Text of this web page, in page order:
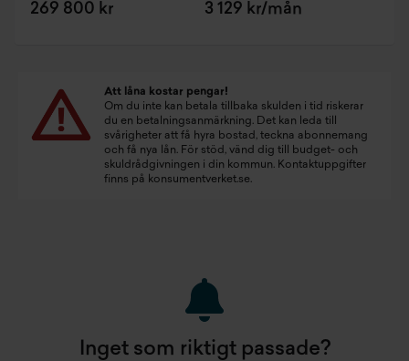
269 800 kr 3 129 kr/mån
Att låna kostar pengar!
Om du inte kan betala tillbaka skulden i tid riskerar
du en betalningsanmärkning. Det kan leda till
svårigheter att få hyra bostad, teckna abonnemang
och få nya lån. För stöd, vänd dig till budget- och
skuldrådgivningen i din kommun. Kontaktuppgifter
finns på konsumentverket.se.
Inget som riktigt passade?